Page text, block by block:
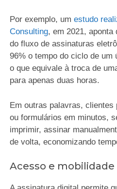
Por exemplo, um estudo
Consulting, em 2021, aponta
do fluxo de assinaturas
96% o tempo do ciclo de um
o que equivale à troca de
para apenas duas horas.
Em outras palavras, clientes
ou formulários em minutos,
imprimir, assinar
de volta, economizando
Acesso e mobilidade